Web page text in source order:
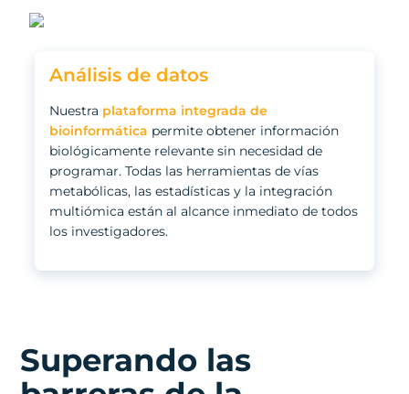
Análisis de datos
Nuestra plataforma integrada de
bioinformática permite obtener información
biológicamente relevante sin necesidad de
programar. Todas las herramientas de vías
metabólicas, las estadísticas y la integración
multiómica están al alcance inmediato de todos
los investigadores.
Superando las